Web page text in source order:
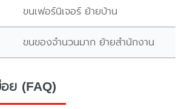
ขนเฟอร์นิเจอร์ ย้ายบ้าน
ขนของจำนวนมาก ย้ายสำนักงาน
ย (FAQ)